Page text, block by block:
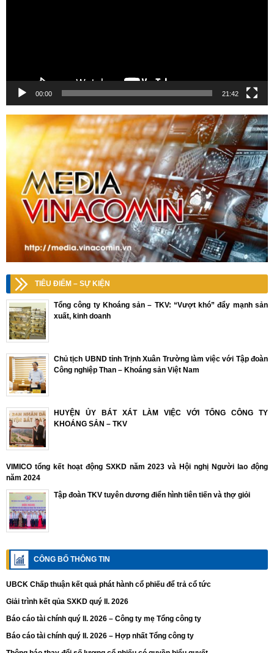
00:00 21:42
TIÊU ĐIỂM – SỰ KIỆN
Tổng công ty Khoáng sản – TKV: “Vượt khó” đẩy mạnh sản
xuất, kinh doanh
Chủ tịch UBND tỉnh Trịnh Xuân Trường làm việc với Tập đoàn
Công nghiệp Than – Khoáng sản Việt Nam
HUYỆN ỦY BÁT XÁT LÀM VIỆC VỚI TỔNG CÔNG TY
KHOÁNG SẢN – TKV
VIMICO tổng kết hoạt động SXKD năm 2023 và Hội nghị Người lao động
năm 2024
Tập đoàn TKV tuyên dương điển hình tiên tiến và thợ giỏi
CÔNG BỐ THÔNG TIN
UBCK Chấp thuận kết quả phát hành cổ phiếu để trả cổ tức
Giải trình kết qủa SXKD quý II. 2026
Báo cáo tài chính quý II. 2026 – Công ty mẹ Tổng công ty
Báo cáo tài chính quý II. 2026 – Hợp nhất Tổng công ty